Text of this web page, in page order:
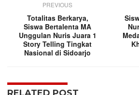
PREVIOUS
Totalitas Berkarya,
Siswa Bertalenta MA
Unggulan Nuris Juara 1
Story Telling Tingkat
Nasional di Sidoarjo